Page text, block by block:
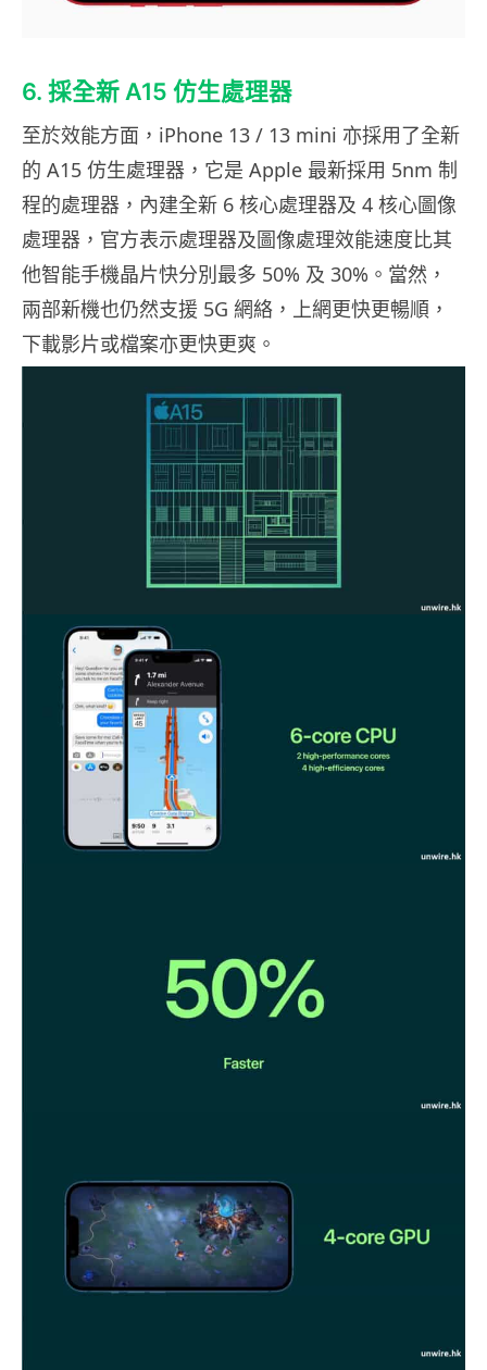
6. 採全新 A15 仿生處理器
至於效能方面，iPhone 13 / 13 mini 亦採用了全新
的 A15 仿生處理器，它是 Apple 最新採用 5nm 制
程的處理器，內建全新 6 核心處理器及 4 核心圖像
處理器，官方表示處理器及圖像處理效能速度比其
他智能手機晶片快分別最多 50% 及 30%。當然，
兩部新機也仍然支援 5G 網絡，上網更快更暢順，
下載影片或檔案亦更快更爽。